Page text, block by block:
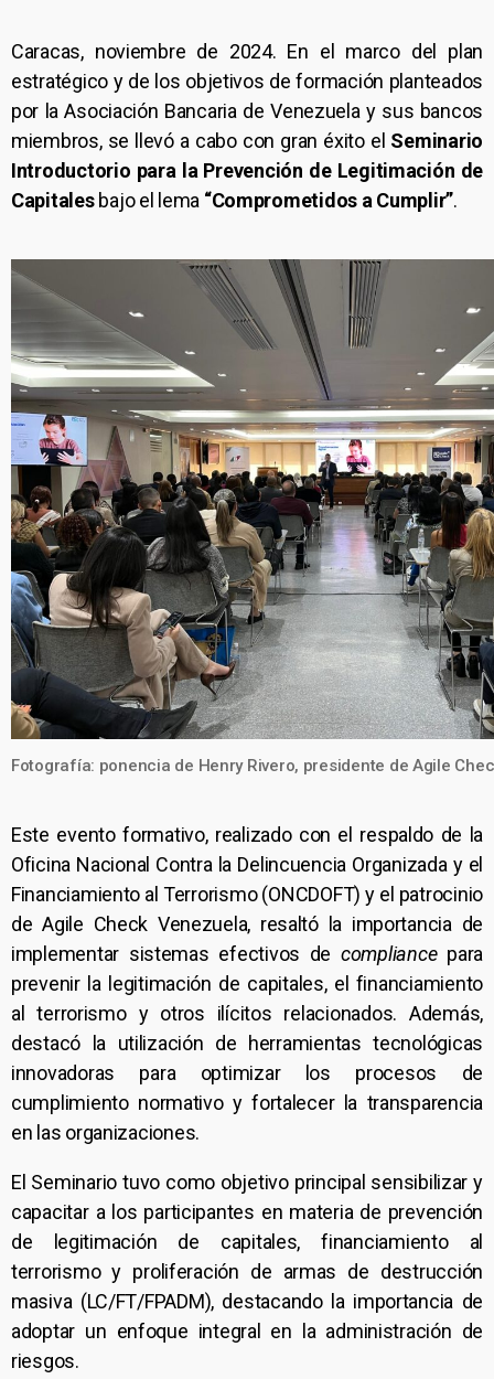
Caracas, noviembre de 2024. En el marco del plan
estratégico y de los objetivos de formación planteados
por la Asociación Bancaria de Venezuela y sus bancos
miembros, se llevó a cabo con gran éxito el Seminario
Introductorio para la Prevención de Legitimación de
Capitalesbajo el lema “Comprometidos a Cumplir”.
Fotografía: ponencia de Henry Rivero, presidente de Agile
Este evento formativo, realizado con el respaldo de la
Oficina Nacional Contra la Delincuencia Organizada y el
Financiamiento al Terrorismo (ONCDOFT) y el patrocinio
de Agile Check Venezuela, resaltó la importancia de
implementar sistemas efectivos de compliance para
prevenir la legitimación de capitales, el financiamiento
al terrorismo y otros ilícitos relacionados. Además,
destacó la utilización de herramientas tecnológicas
innovadoras para optimizar los procesos de
cumplimiento normativo y fortalecer la transparencia
en las organizaciones.
El Seminario tuvo como objetivo principal sensibilizar y
capacitar a los participantes en materia de prevención
de legitimación de capitales, financiamiento al
terrorismo y proliferación de armas de destrucción
masiva (LC/FT/FPADM), destacando la importancia de
adoptar un enfoque integral en la administración de
riesgos.